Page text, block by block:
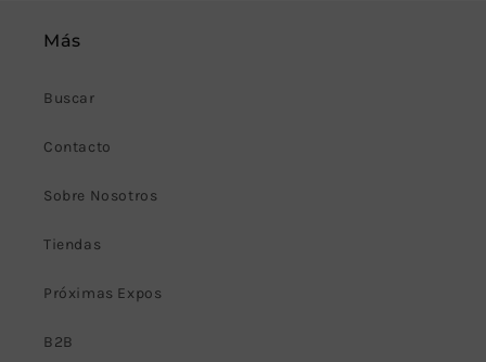
Más
Buscar
Contacto
Sobre Nosotros
Tiendas
Próximas Expos
B2B